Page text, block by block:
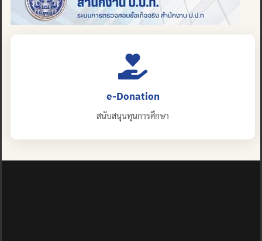
e-Donation
สนับสนุนทุนการศึกษา